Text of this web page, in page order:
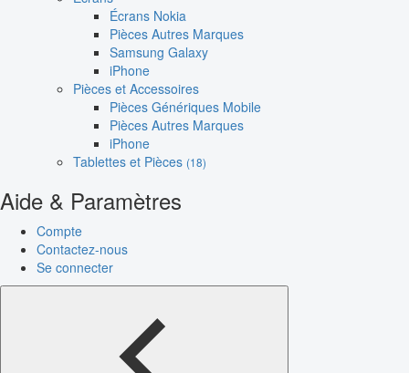
Écrans Nokia
Pièces Autres Marques
Samsung Galaxy
iPhone
Pièces et Accessoires
Pièces Génériques Mobile
Pièces Autres Marques
iPhone
Tablettes et Pièces (18)
Aide & Paramètres
Compte
Contactez-nous
Se connecter